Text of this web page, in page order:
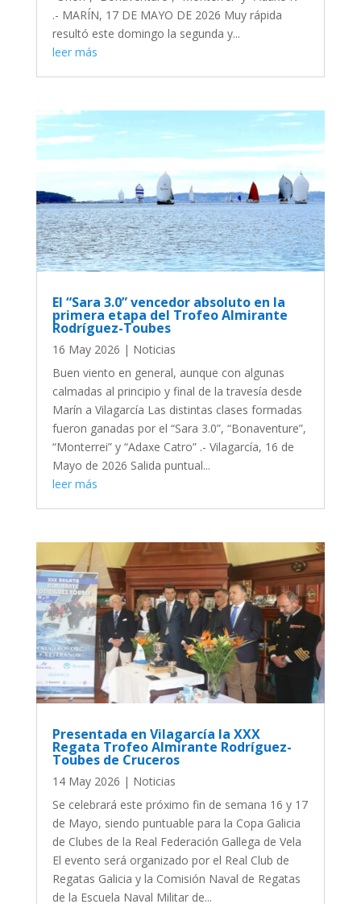
.- MARÍN, 17 DE MAYO DE 2026 Muy rápida
resultó este domingo la segunda y...
leer más
El “Sara 3.0” vencedor absoluto en la
primera etapa del Trofeo Almirante
Rodríguez-Toubes
16 May 2026 | Noticias
Buen viento en general, aunque con algunas
calmadas al principio y final de la travesía desde
Marín a Vilagarcía Las distintas clases formadas
fueron ganadas por el “Sara 3.0”, “Bonaventure”,
“Monterrei” y “Adaxe Catro” .- Vilagarcía, 16 de
Mayo de 2026 Salida puntual...
leer más
Presentada en Vilagarcía la XXX
Regata Trofeo Almirante Rodríguez-
Toubes de Cruceros
14 May 2026 | Noticias
Se celebrará este próximo fin de semana 16 y 17
de Mayo, siendo puntuable para la Copa Galicia
de Clubes de la Real Federación Gallega de Vela
El evento será organizado por el Real Club de
Regatas Galicia y la Comisión Naval de Regatas
de la Escuela Naval Militar de...